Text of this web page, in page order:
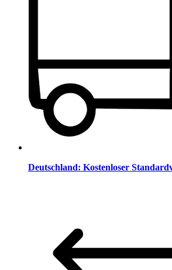
Deutschland: Kostenloser